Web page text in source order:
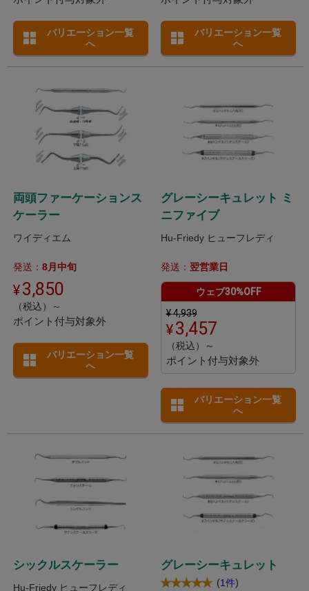
バリエーション一覧
へ
バリエーション一覧
へ
両頭ファーケーションス
ケーラー
ワイディエム
発送： 8月中旬
3,850
（税込）～
ポイント付与対象外
バリエーション一覧
へ
グレーシーキュレット ミ
ニファイブ
Hu-Friedy ヒューフレディ
発送： 翌営業日
ウェブ30%OFF
¥4,939
3,457
（税込）～
ポイント付与対象外
バリエーション一覧
へ
シックルスケーラー
Hu-Friedy ヒューフレディ
グレーシーキュレット
(1件)